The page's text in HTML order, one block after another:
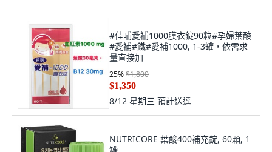
#佳哺愛補1000膜衣錠90粒#孕婦葉酸
#愛補#鐵#愛補1000, 1-3罐，依需求
量直接加
25%$1,800
$1,350
8/12 星期三 預計送達
NUTRICORE 葉酸400補充錠, 60顆, 1